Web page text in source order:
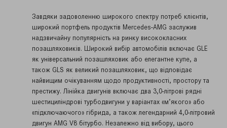
Завдяки задоволенню широкого спектру потреб клієнтів,
широкий портфель продуктів Mercedes-AMG заслужив
надзвичайну популярність на ринку висококласних
позашляховиків. Широкий вибір автомобілів включає GLE
як універсальний позашляховик або елегантне купе, а
також GLS як великий позашляховик, що відповідає
найвищим очікуванням щодо продуктивності, простору та
престижу. Лінійка двигунів включає два 3,0-літрові рядні
шестициліндрові турбодвигуни у варіантах «м’якого» або
«підключаючого» гібрида, а також легендарний 4,0-літровий
двигун AMG V8 бітурбо. Незалежно від вибору, цього